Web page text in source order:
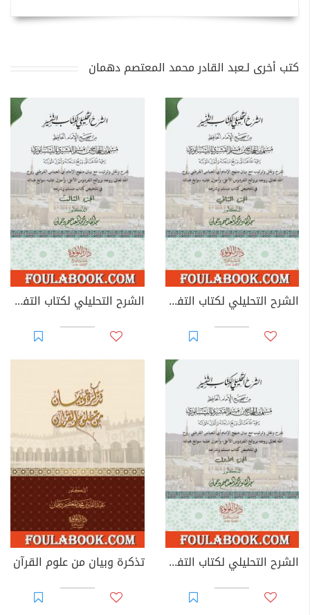
كتب أخرى لـعبد القادر محمد المعتصم دهمان
الشرح التحليلي لكتاب التفسير من صحيح مسلم بن الحجاج - الجزء الثاني الشرح التحليلي لكتاب التفسير من صحيح مسلم بن الحجاج - الجزء الثالث
الشرح التحليلي لكتاب التفسير من صحيح مسلم بن الحجاج - الجزء الأول تذكرة وبيان من علوم القرآن